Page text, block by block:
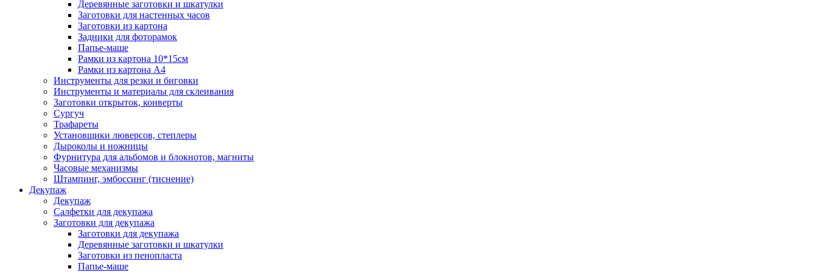
Деревянные заготовки и шкатулки
Заготовки для настенных часов
Заготовки из картона
Задники для фоторамок
Папье-маше
Рамки из картона 10*15см
Рамки из картона А4
Инструменты для резки и биговки
Инструменты и материалы для склеивания
Заготовки открыток, конверты
Сургуч
Трафареты
Установщики люверсов, степлеры
Дыроколы и ножницы
Фурнитура для альбомов и блокнотов, магниты
Часовые механизмы
Штампинг, эмбоссинг (тиснение)
Декупаж
Декупаж
Салфетки для декупажа
Заготовки для декупажа
Заготовки для декупажа
Деревянные заготовки и шкатулки
Заготовки из пенопласта
Папье-маше